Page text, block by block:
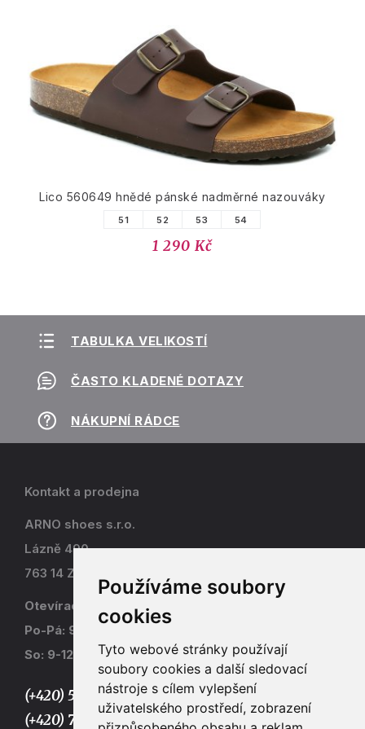
Používáme soubory
cookies
Tyto webové stránky používají
soubory cookies a další sledovací
nástroje s cílem vylepšení
uživatelského prostředí, zobrazení
Lico 560649 hnědé pánské nadměrné nazouváky
51 52 53 54
1 290 Kč
TABULKA VELIKOSTÍ
ČASTO KLADENÉ DOTAZY
NÁKUPNÍ RÁDCE
Kontakt a prodejna
ARNO shoes s.r.o.
Lázně 490
763 14 Zlín - Kostelec
Otevírací doba
Po-Pá: 9-17
So: 9-12
(+420) 577 915 036,
(+420) 773 667 390